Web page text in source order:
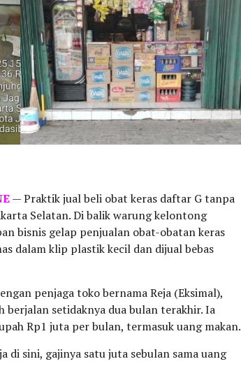
— Praktik jual beli obat keras daftar G tanpa
Selatan. Di balik warung kelontong
bisnis gelap penjualan obat-obatan keras
dalam klip plastik kecil dan dijual bebas
penjaga toko bernama Reja (Eksimal),
setidaknya dua bulan terakhir. Ia
Rp1 juta per bulan, termasuk uang makan.
di sini, gajinya satu juta sebulan sama uang